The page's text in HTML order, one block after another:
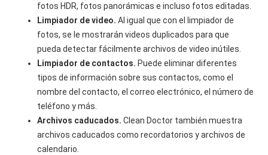
fotos HDR, fotos panorámicas e incluso fotos editadas.
Limpiador de video.Al igual que con el limpiador de
fotos, se le mostrarán videos duplicados para que
pueda detectar fácilmente archivos de video inútiles.
Limpiador de contactos. Puede eliminar diferentes
tipos de información sobre sus contactos, como el
nombre del contacto, el correo electrónico, el número de
teléfono y más.
Archivos caducados.Clean Doctor también muestra
archivos caducados como recordatorios y archivos de
calendario.